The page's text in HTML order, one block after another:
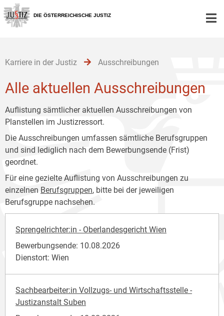
Zur
Hauptnavigation
[1]
Zum
Inhalt
[2]
Zum
Untermenü
[3]
DIE ÖSTERREICHISCHE JUSTIZ
Karriere in der Justiz Ausschreibungen
Alle aktuellen Ausschreibungen
Auflistung sämtlicher aktuellen Ausschreibungen von
Planstellen im Justizressort.
Die Ausschreibungen umfassen sämtliche Berufsgruppen
und sind lediglich nach dem Bewerbungsende (Frist)
geordnet.
Für eine gezielte Auflistung von Ausschreibungen zu
einzelnen Berufsgruppen, bitte bei der jeweiligen
Berufsgruppe nachsehen.
Sprengelrichter:in - Oberlandesgericht Wien
Bewerbungsende: 10.08.2026
Dienstort: Wien
Sachbearbeiter:in Vollzugs- und Wirtschaftsstelle -
Justizanstalt Suben